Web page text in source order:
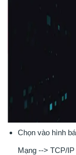
Chọn vào hình
Mạng --> TCP/